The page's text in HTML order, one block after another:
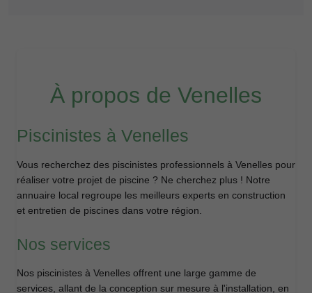
À propos de Venelles
Piscinistes à Venelles
Vous recherchez des piscinistes professionnels à Venelles pour
réaliser votre projet de piscine ? Ne cherchez plus ! Notre
annuaire local regroupe les meilleurs experts en construction
et entretien de piscines dans votre région.
Nos services
Nos piscinistes à Venelles offrent une large gamme de
services, allant de la conception sur mesure à l'installation, en